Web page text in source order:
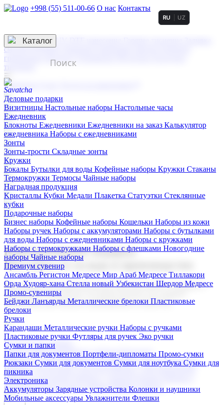
+998 (55) 511-00-66 О нас Контакты
3D гравировка
смолой (Doming)
гравировка твердая
тиснение
RU UZ
☰
Контакты
Каталог
Деловые подарки
Визитницы Настольные наборы Настольные часы
Ежедневник
Блокноты Ежедневники Ежедневники на заказ Калькулятор
ежедневника Наборы с ежедневниками
Зонты
Зонты-трости Складные зонты
Кружки
Бокалы Бутылки для воды Кофейные наборы Кружки Стаканы
Термокружки Термосы Чайные наборы
Наградная продукция
Kристаллы Кубки Медали Плакетка Статуэтки Стеклянные
кубки
Подарочные наборы
Бизнес наборы Кофейные наборы Кошельки Наборы из кожи
Наборы ручек Наборы с аккумуляторами Наборы с бутылками
для воды Наборы с ежедневниками Наборы с кружками
Наборы с термокружками Наборы с флешками Новогодние
наборы Чайные наборы
Премиум сувенир
Ансамбль Регистон Медресе Мир Араб Медресе Тиллакори
Орда Худояр-хана Стелла новый Узбекистан Шердор Медресе
Промо-сувениры
Бейджи Ланъярды Металлические брелоки Пластиковые
брелоки
Ручки
Карандаши Металлические ручки Наборы с ручками
Пластиковые ручки Футляры для ручек Эко ручки
Сумки и папки
Папки для документов Портфели-дипломаты Промо-сумки
Рюкзаки Сумки для документов Сумки для ноутбука Сумки для
пикника
Электроника
Аккумуляторы Зарядные устройства Колонки и наушники
Мобильные аксессуары Увлажнители Флешки
Корпоративные подарки
Поставка со склада и производство
Мы предлагаем широкий выбор корпоративных подарков и
сувениров с логотипом. В нашем каталоге вы найдете
продукцию для бизнеса, мероприятия и клиентов.
Подарочные наборы
Бизнес наборыКофейные наборы Кошельки
Наборы из кожиНаборы ручекНаборы с аккумуляторами
Наборы с бутылками для воды
Наборы с ежедневниками
Наборы с кружками
флешкамиНовогодние наборыЧайные наборы